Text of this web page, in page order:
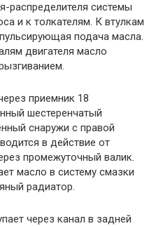
распределителя системы
и к толкателям. К втулкам
подача масла.
двигателя масло
приемник 18
шестеренчатый
снаружи с правой
в действие от
промежуточный валик.
масло в систему смазки
радиатор.
через канал в задней